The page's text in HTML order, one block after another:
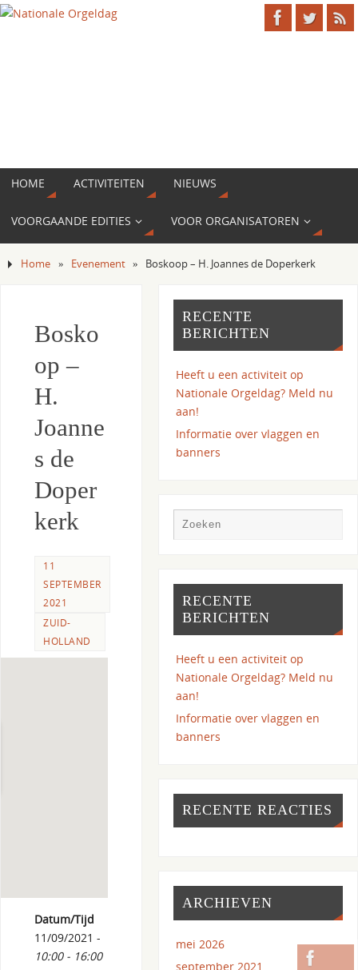
HOME ACTIVITEITEN NIEUWS
VOORGAANDE EDITIES VOOR ORGANISATOREN
Home » Evenement » Boskoop – H. Joannes de Doperkerk
Bosko
op –
H.
Joanne
s de
Doper
kerk
11
SEPTEMBER
2021
ZUID-
HOLLAND
Datum/Tijd
11/09/2021 -
10:00 - 16:00
RECENTE
BERICHTEN
Heeft u een activiteit op
Nationale Orgeldag? Meld nu
aan!
Informatie over vlaggen en
banners
RECENTE
BERICHTEN
Heeft u een activiteit op
Nationale Orgeldag? Meld nu
aan!
Informatie over vlaggen en
banners
RECENTE REACTIES
ARCHIEVEN
mei 2026
september 2021